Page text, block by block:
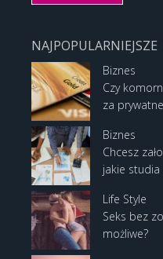
NAJPOPULARNIEJSZE
Biznes
Czy
za
Biznes
Chcesz
jakie
Life Style
Seks bez
możliwe?